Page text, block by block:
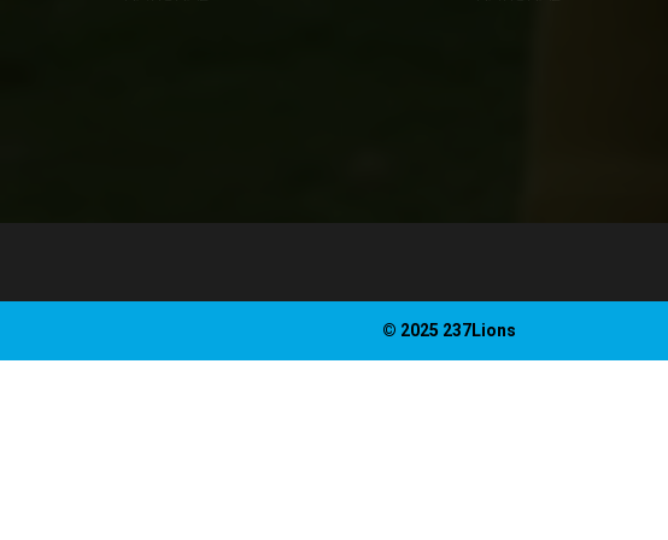
© 2025 237Lions